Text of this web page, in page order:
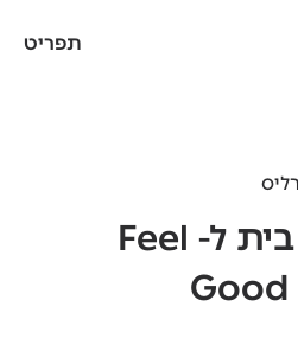
תפריט
ממותג עיצוב בית ל- Feel
Good